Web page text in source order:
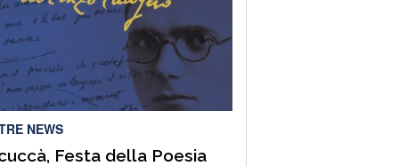
NEWS
Festa della Poesia